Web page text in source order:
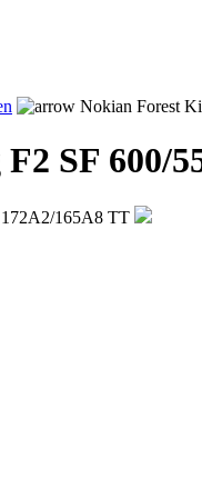
Nokian Forest
SF 600/